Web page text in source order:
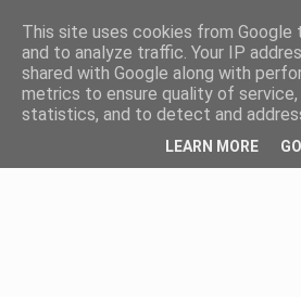
This site uses cookies from
and to analyze traffic. Your IP
shared with Google along with
metrics to ensure quality of service,
statistics, and to detect and
LEARN MORE